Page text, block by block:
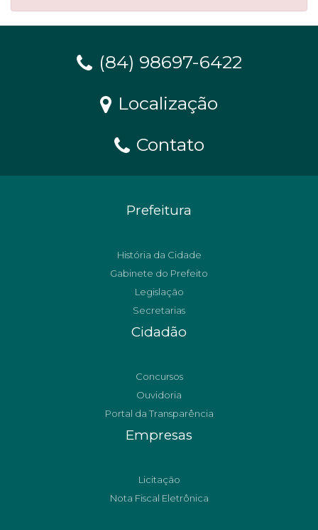
(84) 98697-6422
Localização
Contato
Prefeitura
História da Cidade
Gabinete do Prefeito
Legislação
Secretarias
Cidadão
Concursos
Ouvidoria
Portal da Transparência
Empresas
Licitação
Nota Fiscal Eletrônica